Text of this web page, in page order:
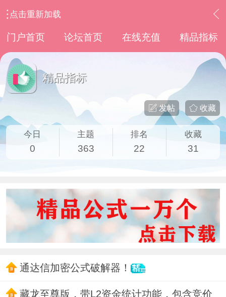
点击重新加载
门户首页 论坛首页 在线充值 精品指标
精品指标
收藏
发帖
今日
0
主题
363
排名
22
收藏
31
通达信加密公式破解器！
藏龙至尊版，带L2资金统计功能，包含竞价